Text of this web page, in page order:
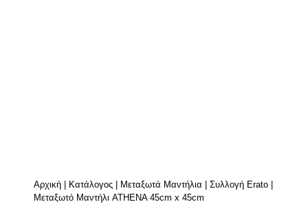
Αρχική | Κατάλογος | Μεταξωτά Μαντήλια | Συλλογή Erato |
Μεταξωτό Μαντήλι ATHENA 45cm x 45cm